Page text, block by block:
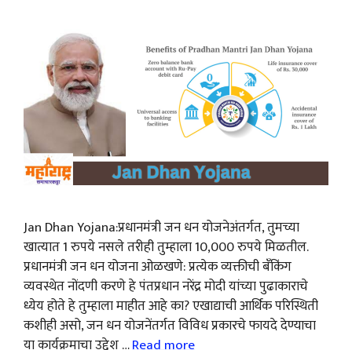
Jan Dhan Yojana:प्रधानमंत्री जन धन योजनेअंतर्गत, तुमच्या
खात्यात 1 रुपये नसले तरीही तुम्हाला 10,000 रुपये मिळतील.
प्रधानमंत्री जन धन योजना ओळखणे: प्रत्येक व्यक्तीची बँकिंग
व्यवस्थेत नोंदणी करणे हे पंतप्रधान नरेंद्र मोदी यांच्या पुढाकाराचे
ध्येय होते हे तुम्हाला माहीत आहे का? एखाद्याची आर्थिक परिस्थिती
कशीही असो, जन धन योजनेंतर्गत विविध प्रकारचे फायदे देण्याचा
या कार्यक्रमाचा उद्देश …Read more